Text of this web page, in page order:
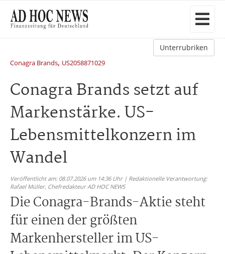
Unterrubriken
Conagra Brands, US2058871029
Conagra Brands setzt auf
Markenstärke. US-
Lebensmittelkonzern im
Wandel
Veröffentlicht am: 08.07.2026 um 14:36 Uhr | Redaktionelle Verantwortung:
Rafael Müller, Chefredakteur AD HOC NEWS
Die Conagra-Brands-Aktie steht
für einen der größten
Markenhersteller im US-